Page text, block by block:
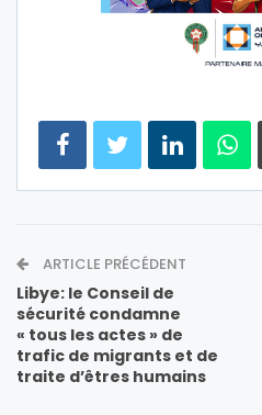
ARTICLE PRÉCÉDENT
Libye: le Conseil de
sécurité condamne
« tous les actes » de
trafic de migrants et de
traite d’êtres humains